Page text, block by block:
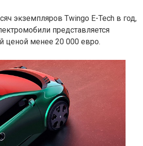
экземпляров Twingo E-Tech в год,
представляется
ценой менее 20 000 евро.